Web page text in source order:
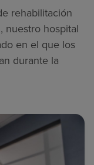
rehabilitación
nuestro hospital
en el que los
durante la